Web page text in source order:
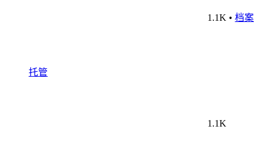
1.1K • 档案
托管
1.1K